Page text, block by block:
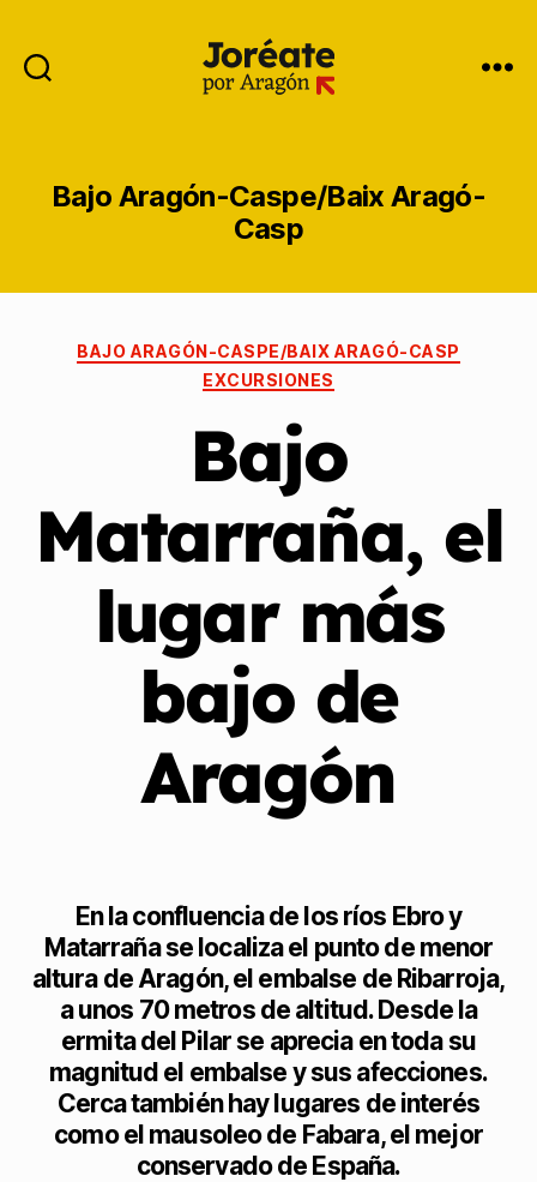
Bajo Aragón-Caspe/Baix Aragó-
Casp
BAJO ARAGÓN-CASPE/BAIX ARAGÓ-CASP
EXCURSIONES
Bajo
Matarraña, el
lugar más
bajo de
Aragón
En la confluencia de los ríos Ebro y
Matarraña se localiza el punto de menor
altura de Aragón, el embalse de Ribarroja,
a unos 70 metros de altitud. Desde la
ermita del Pilar se aprecia en toda su
magnitud el embalse y sus afecciones.
Cerca también hay lugares de interés
como el mausoleo de Fabara, el mejor
conservado de España.